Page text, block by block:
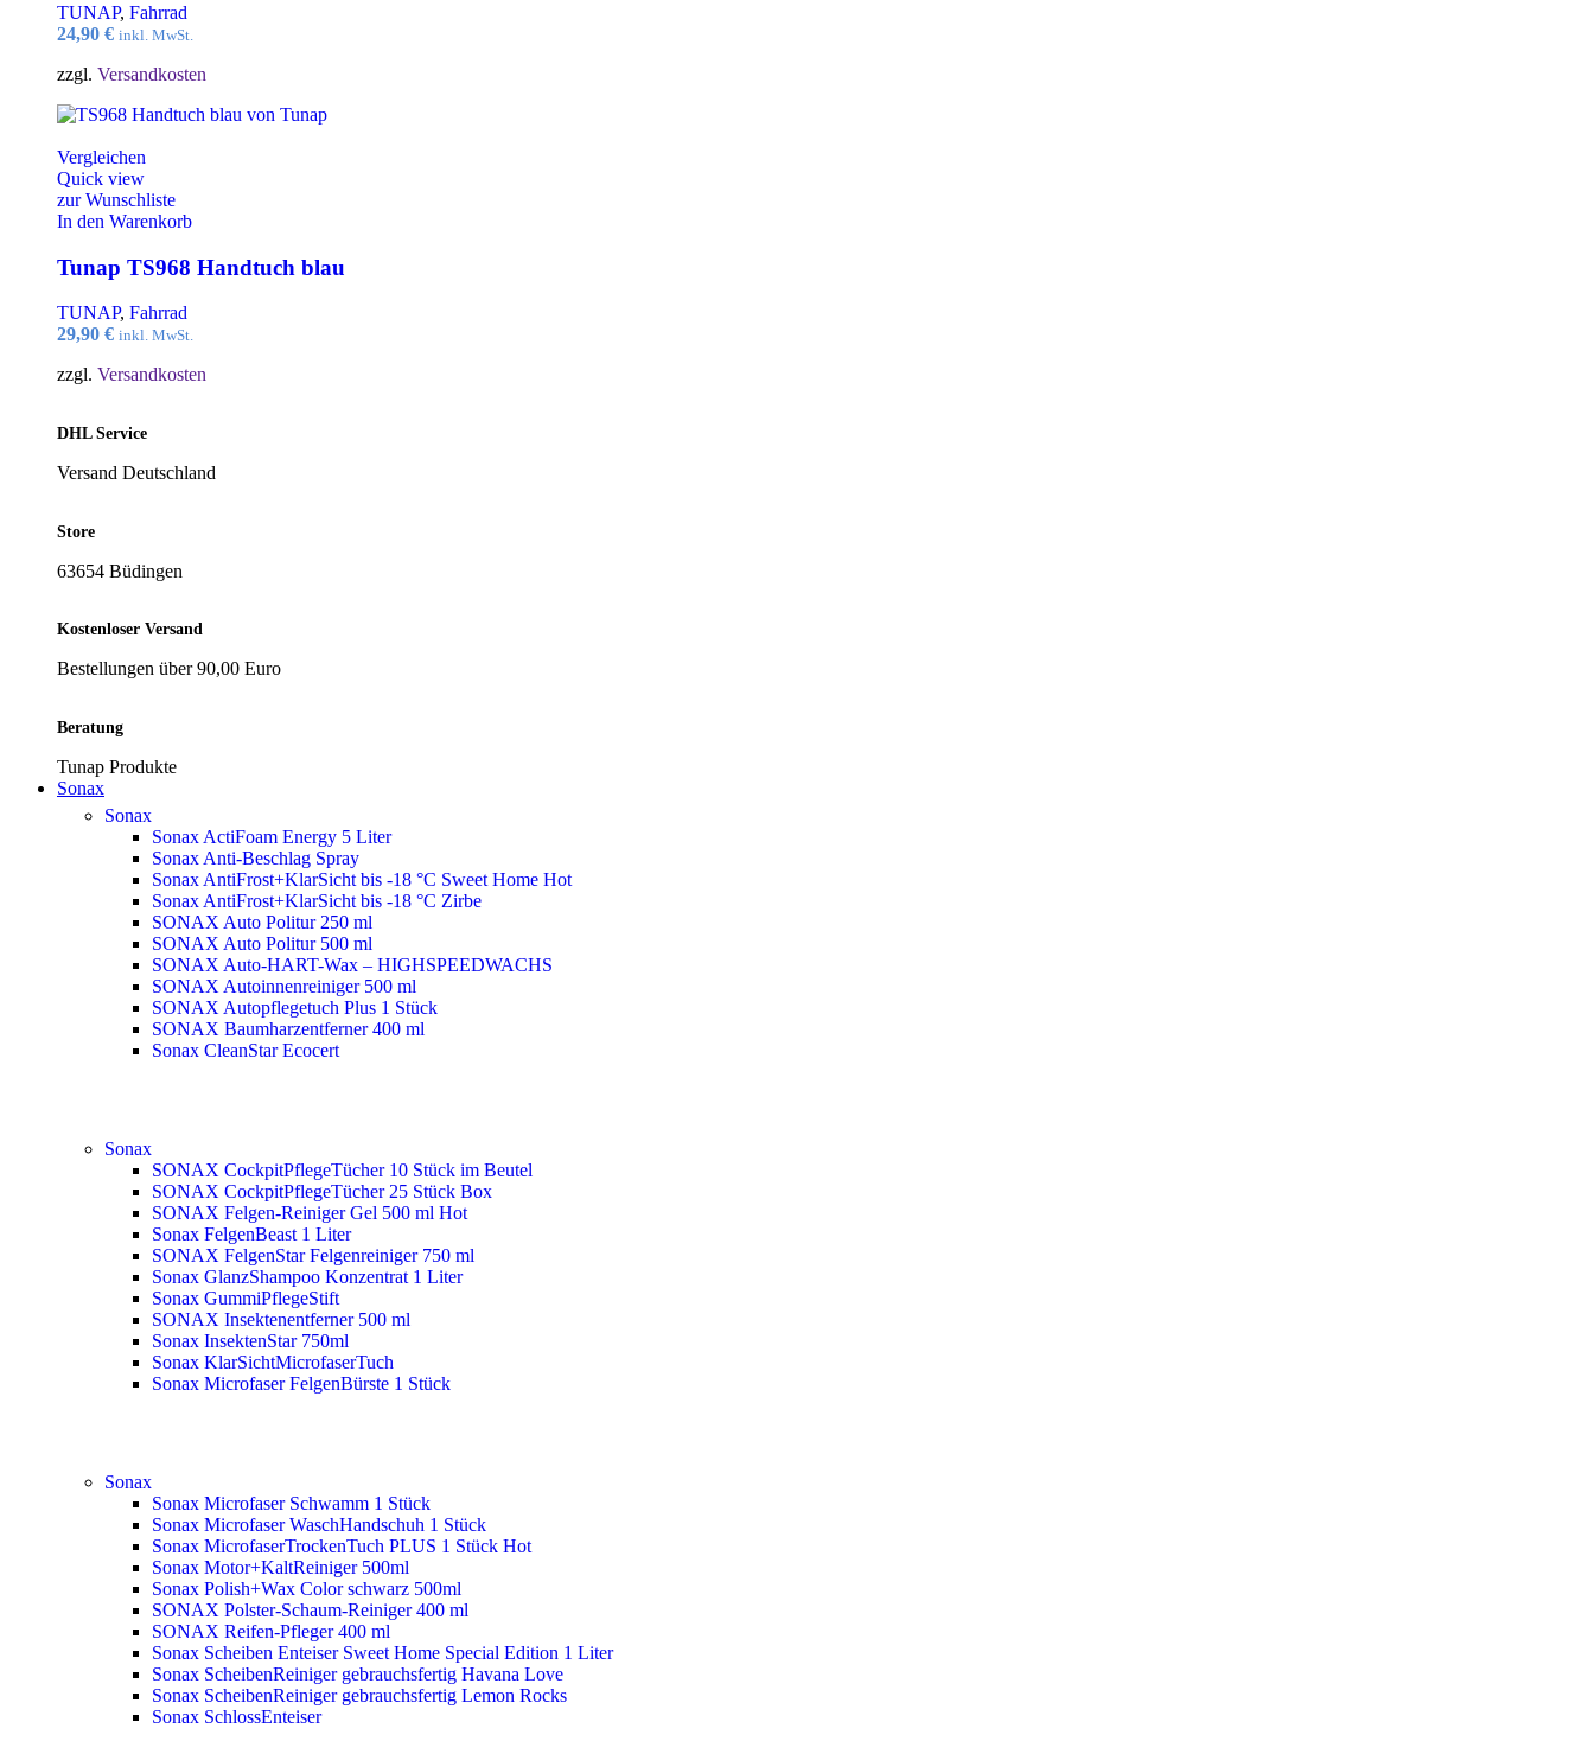
TUNAP, Fahrrad
24,90 € inkl. MwSt.
zzgl. Versandkosten
Vergleichen
Quick view
zur Wunschliste
In den Warenkorb
Tunap TS968 Handtuch blau
TUNAP, Fahrrad
29,90 € inkl. MwSt.
zzgl. Versandkosten
DHL Service
Versand Deutschland
Store
63654 Büdingen
Kostenloser Versand
Bestellungen über 90,00 Euro
Beratung
Tunap Produkte
Sonax
Sonax
Sonax ActiFoam Energy 5 Liter
Sonax Anti-Beschlag Spray
Sonax AntiFrost+KlarSicht bis -18 °C Sweet Home Hot
Sonax AntiFrost+KlarSicht bis -18 °C Zirbe
SONAX Auto Politur 250 ml
SONAX Auto Politur 500 ml
SONAX Auto-HART-Wax – HIGHSPEEDWACHS
SONAX Autoinnenreiniger 500 ml
SONAX Autopflegetuch Plus 1 Stück
SONAX Baumharzentferner 400 ml
Sonax CleanStar Ecocert
Sonax
SONAX CockpitPflegeTücher 10 Stück im Beutel
SONAX CockpitPflegeTücher 25 Stück Box
SONAX Felgen-Reiniger Gel 500 ml Hot
Sonax FelgenBeast 1 Liter
SONAX FelgenStar Felgenreiniger 750 ml
Sonax GlanzShampoo Konzentrat 1 Liter
Sonax GummiPflegeStift
SONAX Insektenentferner 500 ml
Sonax InsektenStar 750ml
Sonax KlarSichtMicrofaserTuch
Sonax Microfaser FelgenBürste 1 Stück
Sonax
Sonax Microfaser Schwamm 1 Stück
Sonax Microfaser WaschHandschuh 1 Stück
Sonax MicrofaserTrockenTuch PLUS 1 Stück Hot
Sonax Motor+KaltReiniger 500ml
Sonax Polish+Wax Color schwarz 500ml
SONAX Polster-Schaum-Reiniger 400 ml
SONAX Reifen-Pfleger 400 ml
Sonax Scheiben Enteiser Sweet Home Special Edition 1 Liter
Sonax ScheibenReiniger gebrauchsfertig Havana Love
Sonax ScheibenReiniger gebrauchsfertig Lemon Rocks
Sonax SchlossEnteiser